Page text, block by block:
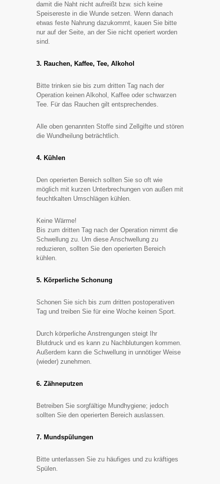
damit die Naht nicht aufreißt bzw. sich keine
Speisereste in die Wunde setzen. Wenn danach
etwas feste Nahrung dazukommt, kauen Sie bitte
nur auf der Seite, an der Sie nicht operiert worden
sind.
3. Rauchen, Kaffee, Tee, Alkohol
Bitte trinken sie bis zum dritten Tag nach der
Operation keinen Alkohol, Kaffee oder schwarzen
Tee. Für das Rauchen gilt entsprechendes.
Alle oben genannten Stoffe sind Zellgifte und stören
die Wundheilung beträchtlich.
4. Kühlen
Den operierten Bereich sollten Sie so oft wie
möglich mit kurzen Unterbrechungen von außen mit
feuchtkalten Umschlägen kühlen.
Keine Wärme!
Bis zum dritten Tag nach der Operation nimmt die
Schwellung zu. Um diese Anschwellung zu
reduzieren, sollten Sie den operierten Bereich
kühlen.
5. Körperliche Schonung
Schonen Sie sich bis zum dritten postoperativen
Tag und treiben Sie für eine Woche keinen Sport.
Durch körperliche Anstrengungen steigt Ihr
Blutdruck und es kann zu Nachblutungen kommen.
Außerdem kann die Schwellung in unnötiger Weise
(wieder) zunehmen.
6. Zähneputzen
Betreiben Sie sorgfältige Mundhygiene; jedoch
sollten Sie den operierten Bereich auslassen.
7. Mundspülungen
Bitte unterlassen Sie zu häufiges und zu kräftiges
Spülen.